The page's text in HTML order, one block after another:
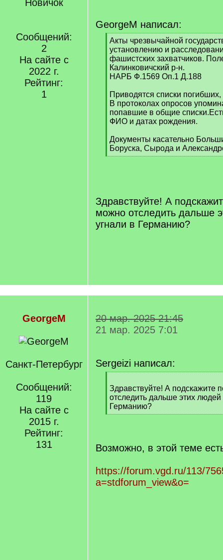
Новичок
Сообщений:
2
На сайте с
2022 г.
Рейтинг:
1
GeorgeM написал:
[
q
]
Акты чрезвычайной
установлению и
фашистских захватчиков.
Калинковичский р-н.
НАРБ Ф.1569 Оп.1 Д.188
Приводятся списки
В протоколах опросов
попавшие в общие
ФИО и датах рождения.
Документы касательно
Боруска, Сырода и
[
Здравствуйте! А
можно отследить дальше
угнали в Германию?
GeorgeM
Санкт-Петербург
Сообщений:
119
На сайте с
2015 г.
Рейтинг:
131
20 мар. 2025 21:45
21 мар. 2025 7:01
Sergeizi написал:
q
]
Здравствуйте! А подскажите
отследить дальше этих людей
Германию?
[
Возможно, в этой теме
https://forum.vgd.ru/113/
a=stdforum_view&o=